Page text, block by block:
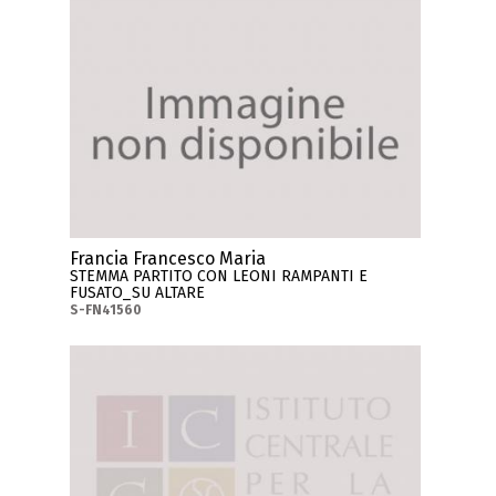
Francia Francesco Maria
STEMMA PARTITO CON LEONI RAMPANTI E
FUSATO_SU ALTARE
S-FN41560